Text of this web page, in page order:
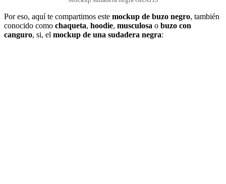
Por eso, aquí te compartimos este mockup de buzo negro, también
conocido como chaqueta, hoodie, musculosa o buzo con
canguro, si, el mockup de una sudadera negra: